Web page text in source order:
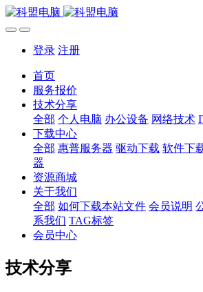
登录 注册
首页
服务报价
技术分享
全部 个人电脑 办公设备 网络技术
下载中心
全部 惠普服务器 驱动下载 软件下
器
资源商城
关于我们
全部 如何下载本站文件 会员说明
系我们 TAG标签
会员中心
技术分享